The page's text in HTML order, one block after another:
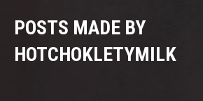
POSTS MADE BY
HOTCHOKLETYMILK